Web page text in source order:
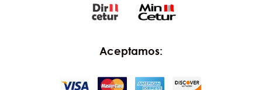
Aceptamos: